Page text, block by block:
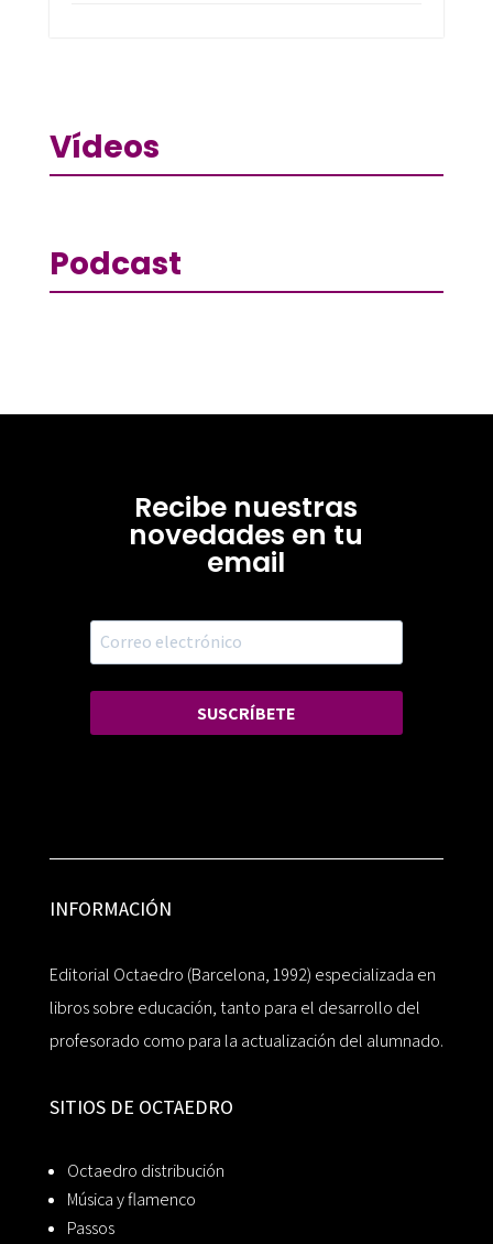
Vídeos
Podcast
Recibe nuestras
novedades en tu
email
SUSCRÍBETE
INFORMACIÓN
Editorial Octaedro (Barcelona, 1992) especializada en
libros sobre educación, tanto para el desarrollo del
profesorado como para la actualización del alumnado.
SITIOS DE OCTAEDRO
Octaedro distribución
Música y flamenco
Passos